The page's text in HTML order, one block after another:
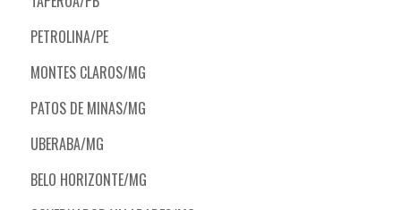
PETROLINA/PE
MONTES CLAROS/MG
PATOS DE MINAS/MG
UBERABA/MG
BELO HORIZONTE/MG